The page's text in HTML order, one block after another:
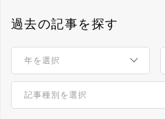
過去の記事を探す